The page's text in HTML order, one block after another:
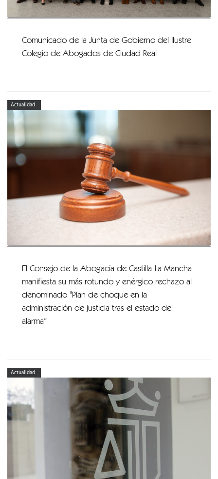
Comunicado de la Junta de Gobierno del Ilustre
Colegio de Abogados de Ciudad Real
Actualidad
El Consejo de la Abogacía de Castilla-La Mancha
manifiesta su más rotundo y enérgico rechazo al
denominado "Plan de choque en la
administración de justicia tras el estado de
alarma”
Actualidad